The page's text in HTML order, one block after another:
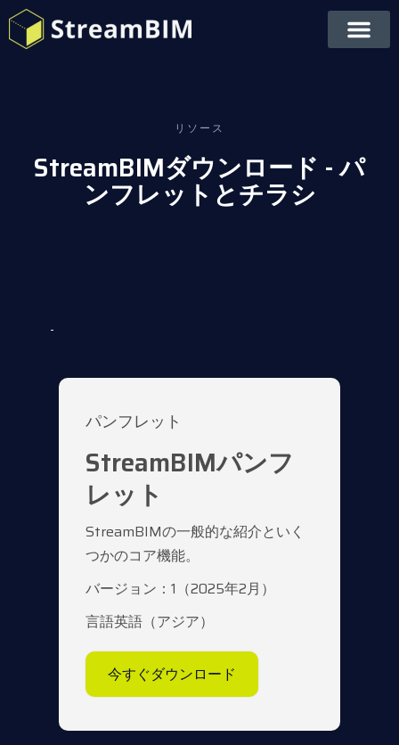
リソース
StreamBIMダウンロード - パ
ンフレットとチラシ
-
パンフレット
StreamBIMパンフ
レット
StreamBIMの一般的な紹介といく
つかのコア機能。
バージョン：1（2025年2月）
言語英語（アジア）
今すぐダウンロード